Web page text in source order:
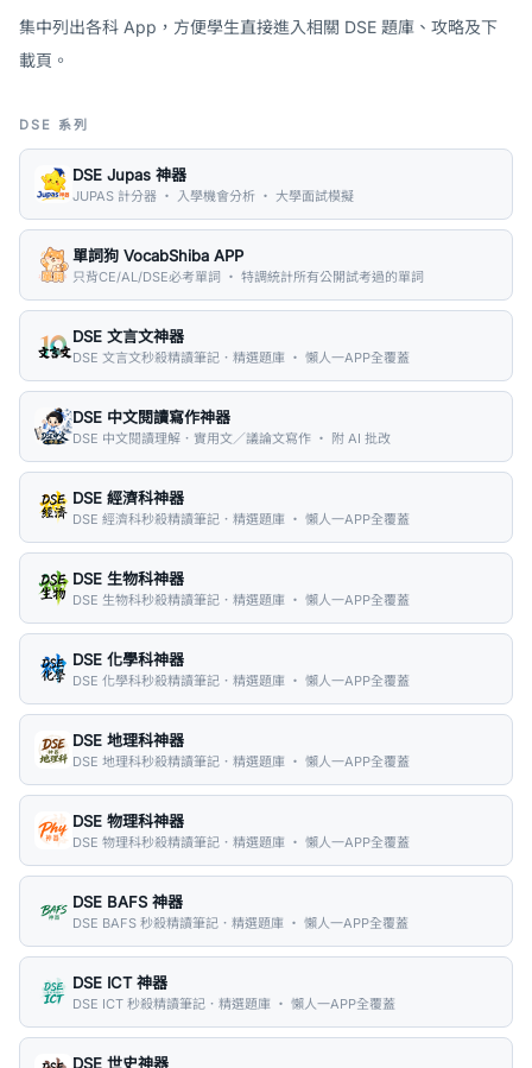
集中列出各科 App，方便學生直接進入相關 DSE 題庫、攻略及下
載頁。
DSE 系列
DSE Jupas 神器
JUPAS 計分器 ・ 入學機會分析 ・ 大學面試模擬
單詞狗 VocabShiba APP
只背CE/AL/DSE必考單詞 ・ 特調統計所有公開試考過的單詞
DSE 文言文神器
DSE 文言文秒殺精讀筆記．精選題庫 ・ 懶人一APP全覆蓋
DSE 中文閱讀寫作神器
DSE 中文閱讀理解．實用文／議論文寫作 ・ 附 AI 批改
DSE 經濟科神器
DSE 經濟科秒殺精讀筆記．精選題庫 ・ 懶人一APP全覆蓋
DSE 生物科神器
DSE 生物科秒殺精讀筆記．精選題庫 ・ 懶人一APP全覆蓋
DSE 化學科神器
DSE 化學科秒殺精讀筆記．精選題庫 ・ 懶人一APP全覆蓋
DSE 地理科神器
DSE 地理科秒殺精讀筆記．精選題庫 ・ 懶人一APP全覆蓋
DSE 物理科神器
DSE 物理科秒殺精讀筆記．精選題庫 ・ 懶人一APP全覆蓋
DSE BAFS 神器
DSE BAFS 秒殺精讀筆記．精選題庫 ・ 懶人一APP全覆蓋
DSE ICT 神器
DSE ICT 秒殺精讀筆記．精選題庫 ・ 懶人一APP全覆蓋
DSE 世史神器